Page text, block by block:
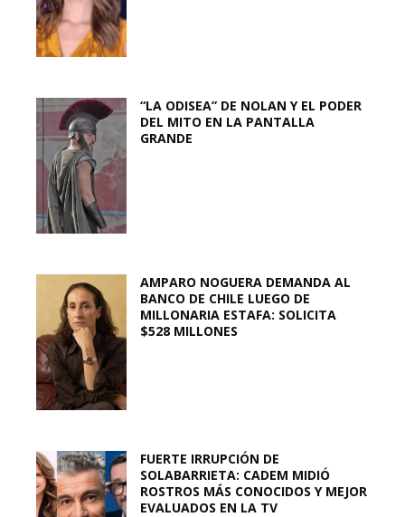
“LA ODISEA” DE NOLAN Y EL PODER
DEL MITO EN LA PANTALLA
GRANDE
AMPARO NOGUERA DEMANDA AL
BANCO DE CHILE LUEGO DE
MILLONARIA ESTAFA: SOLICITA
$528 MILLONES
FUERTE IRRUPCIÓN DE
SOLABARRIETA: CADEM MIDIÓ
ROSTROS MÁS CONOCIDOS Y MEJOR
EVALUADOS EN LA TV